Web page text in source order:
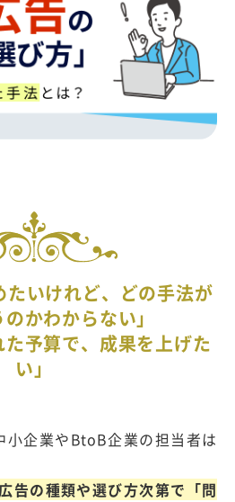
たいけれど、どの手法が
かわからない」
た予算で、成果を上げた
い」
小企業やBtoB企業の担当者は
広告の種類や選び方次第で「問